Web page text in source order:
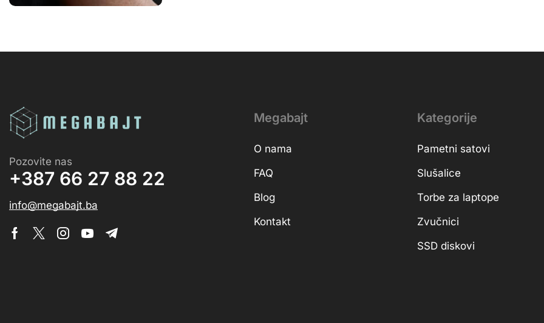
Pozovite nas
+387 66 27 88 22
info@megabajt.ba
Megabajt
O nama
FAQ
Blog
Kontakt
Kategorije
Pametni satovi
Slušalice
Torbe za laptope
Zvučnici
SSD diskovi